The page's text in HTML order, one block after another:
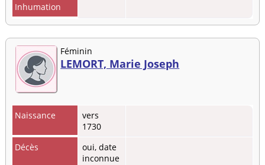
Inhumation
Féminin
LEMORT, Marie Joseph
Naissance
vers
1730
Décès
oui, date
inconnue